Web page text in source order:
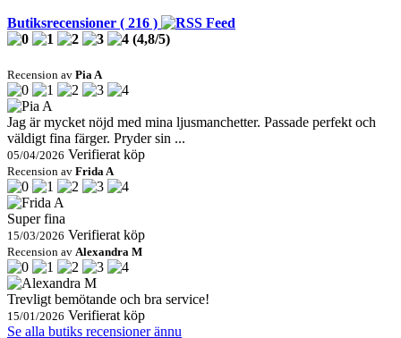
Butiksrecensioner ( 216 )
(4,8/5)
Recension av Pia A
Jag är mycket nöjd med mina ljusmanchetter. Passade perfekt och
väldigt fina färger. Pryder sin ...
05/04/2026 Verifierat köp
Recension av Frida A
Super fina
15/03/2026 Verifierat köp
Recension av Alexandra M
Trevligt bemötande och bra service!
15/01/2026 Verifierat köp
Se alla butiks recensioner ännu